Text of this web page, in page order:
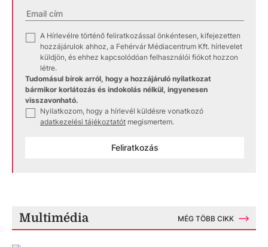
A Hírlevélre történő feliratkozással önkéntesen, kifejezetten
hozzájárulok ahhoz, a Fehérvár Médiacentrum Kft. hírlevelet
küldjön, és ehhez kapcsolódóan felhasználói fiókot hozzon
létre.
Tudomásul bírok arról, hogy a hozzájáruló nyilatkozat
bármikor korlátozás és indokolás nélkül, ingyenesen
visszavonható.
Nyilatkozom, hogy a hírlevél küldésre vonatkozó
adatkezelési tájékoztatót megismertem.
Feliratkozás
Multimédia MÉG TÖBB CIKK